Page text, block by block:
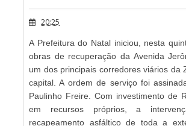
20:25
A Prefeitura do Natal iniciou, nesta
obras de recuperação da Avenida
um dos principais corredores viários da
capital. A ordem de serviço foi
Paulinho Freire. Com investimento de
em recursos próprios, a
recapeamento asfáltico de toda a